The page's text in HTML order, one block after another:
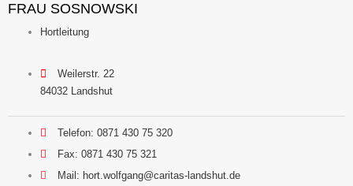
FRAU SOSNOWSKI
Hortleitung
Weilerstr. 22
84032 Landshut
Telefon: 0871 430 75 320
Fax: 0871 430 75 321
Mail: hort.wolfgang@caritas-landshut.de